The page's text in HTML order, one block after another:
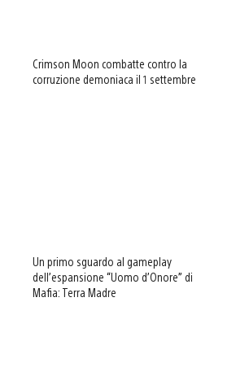
Crimson Moon combatte contro la
corruzione demoniaca il 1 settembre
Un primo sguardo al gameplay
dell’espansione “Uomo d’Onore” di
Mafia: Terra Madre